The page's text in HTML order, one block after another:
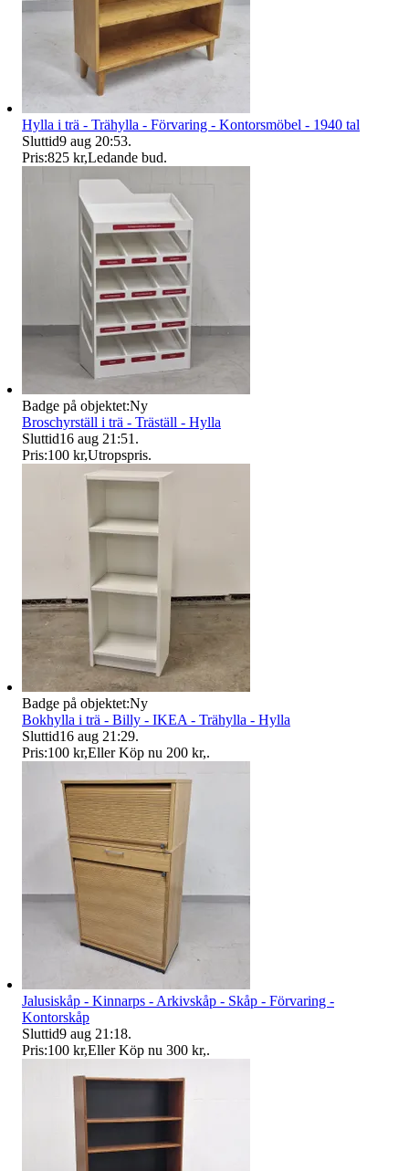
Hylla i trä - Trähylla - Förvaring - Kontorsmöbel - 1940 tal
Sluttid9 aug 20:53.
Pris:825 kr,Ledande bud.
Badge på objektet:Ny
Broschyrställ i trä - Träställ - Hylla
Sluttid16 aug 21:51 .
Pris:100 kr,Utropspris.
Badge på objektet:Ny
Bokhylla i trä - Billy - IKEA - Trähylla - Hylla
Sluttid16 aug 21:29.
Pris:100 kr,Eller Köp nu 200 kr,.
Jalusiskåp - Kinnarps - Arkivskåp - Skåp - Förvaring -
Kontorskåp
Sluttid9 aug 21:18.
Pris:100 kr,Eller Köp nu 300 kr,.